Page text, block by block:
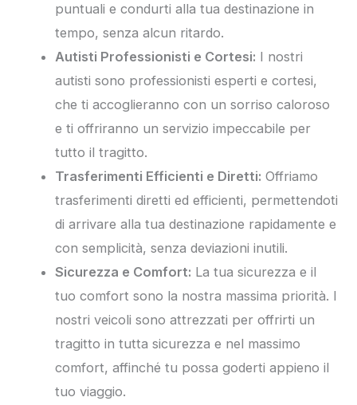
puntuali e condurti alla tua destinazione in
tempo, senza alcun ritardo.
Autisti Professionisti e Cortesi: I nostri
autisti sono professionisti esperti e cortesi,
che ti accoglieranno con un sorriso caloroso
e ti offriranno un servizio impeccabile per
tutto il tragitto.
Trasferimenti Efficienti e Diretti: Offriamo
trasferimenti diretti ed efficienti, permettendoti
di arrivare alla tua destinazione rapidamente e
con semplicità, senza deviazioni inutili.
Sicurezza e Comfort: La tua sicurezza e il
tuo comfort sono la nostra massima priorità. I
nostri veicoli sono attrezzati per offrirti un
tragitto in tutta sicurezza e nel massimo
comfort, affinché tu possa goderti appieno il
tuo viaggio.